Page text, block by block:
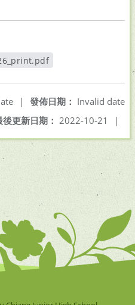
發佈日期： Invalid date
|
後更新日期： 2022-10-21 |